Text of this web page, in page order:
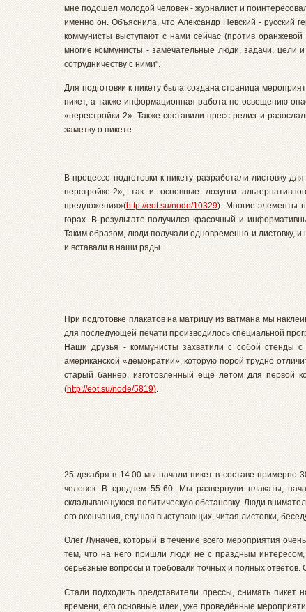
мне подошел молодой человек - журналист и
именно он. Объяснила, что Александр Невский - русский
коммунисты выступают с нами сейчас (против
многие коммунисты - замечательные люди, задачи, цели
сотрудничеству с ними".
Для подготовки к пикету была создана страница
пикет, а также информационная работа по освещению
«перестройки-2». Также составили пресс-релиз и
заметку о пикете.
В процессе подготовки к пикету разработали листовку
перстройке-2», так и основные лозунги
предложения»(http://eot.su/node/10329). Многие элементы
горах. В результате получился красочный и
Таким образом, люди получали одновременно и листовку,
и вставали в наши ряды.
При подготовке плакатов на матрицу из ватмана мы
для последующей печати производилось специальной
Наши друзья - коммунисты захватили с собой стенды
американской «демократии», которую порой трудно
старый баннер, изготовленный ещё летом для первой
(http://eot.su/node/5819).
25 декабря в 14:00 мы начали пикет в составе примерно
человек. В среднем 55-60. Мы развернули плакаты,
складывающуюся политическую обстановку. Люди
его окончания, слушая выступающих, читая листовки,
Олег Луначёв, который в течение всего мероприятия
тем, что на него пришли люди не с праздным интересом,
серьезные вопросы и требовали точных и полных ответов.
Стали подходить представители прессы, снимать
времени, его основные идеи, уже проведённые